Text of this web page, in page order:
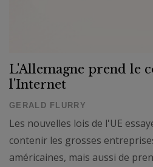
L'Allemagne prend le
l'Internet
GERALD FLURRY
Les nouvelles lois de l'UE
contenir les grosses
américaines, mais aussi de